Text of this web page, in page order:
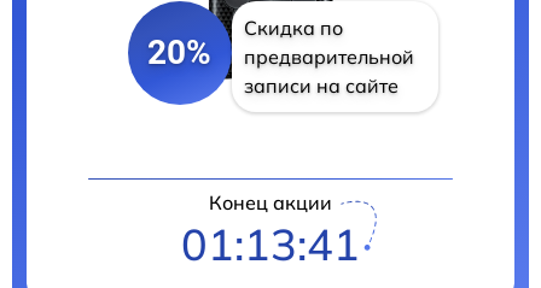
20%
Скидка по
предварительной
записи на сайте
Конец акции
01:13:41